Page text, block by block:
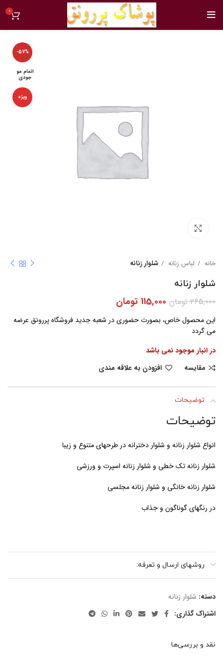
0
-57%
اتمام مو
جودی
ویژه
خانه لباس زنانه شلوار زنانه
شلوار زنانه
265,000تومان 115,000 تومان
این محصول خاص، بصورت حضوری در شعبه جدید فروشگاه پررونق عرضه
می گردد
در انبار موجود نمی باشد
مقایسه
افزودن به علاقه مندی
توضیحات
توضیحات
انواع شلوار زنانه و شلوار دخترانه در طرحهای متنوع و زیبا
شلوار زنانه تک خطی و شلوار زنانه اسپرت و ورزشی
شلوار زنانه خانگی و شلوار زنانه مجلسی
در رنگهای گوناگون و جذاب
روشهای ارسال و تعرفه:
دسته: شلوار زنانه
اشتراک گذاری:
نقد و بررسی‌ها